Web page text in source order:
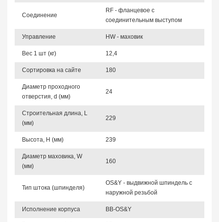
Соединение
RF - фланцевое с
соединительным выступом
Управление HW - маховик
Вес 1 шт (кг) 12,4
Сортировка на сайте 180
Диаметр проходного
отверстия, d (мм)
24
Строительная длина, L
(мм)
229
Высота, Н (мм) 239
Диаметр маховика, W
(мм)
160
Тип штока (шпинделя)
OS&Y - выдвижной шпиндель с
наружной резьбой
Исполнение корпуса BB-OS&Y